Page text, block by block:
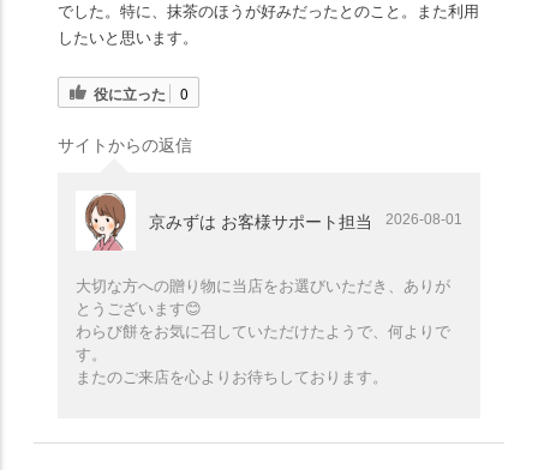
でした。特に、抹茶のほうが好みだったとのこと。また利用
したいと思います。
役に立った 0
サイトからの返信
京みずは お客様サポート担当 2026-08-01
大切な方への贈り物に当店をお選びいただき、ありが
とうございます😊
わらび餅をお気に召していただけたようで、何よりで
す。
またのご来店を心よりお待ちしております。